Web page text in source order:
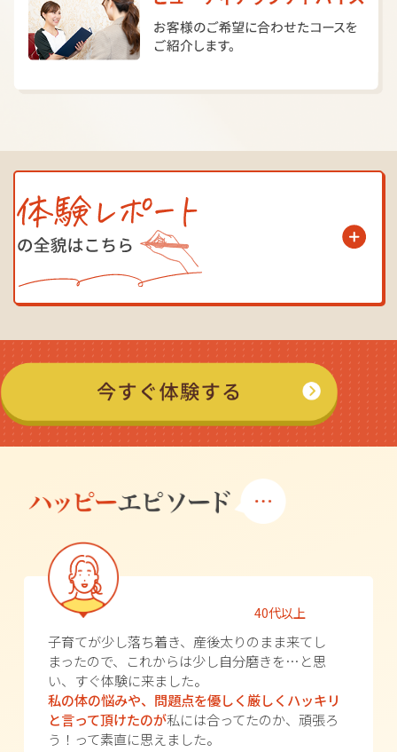
40代以上
子育てが少し落ち着き、産後太りのまま来てし
まったので、これからは少し自分磨きを…と思
い、すぐ体験に来ました。
私の体の悩みや、問題点を優しく厳しくハッキリ
と言って頂けたのが私には合ってたのか、頑張ろ
う！って素直に思えました。